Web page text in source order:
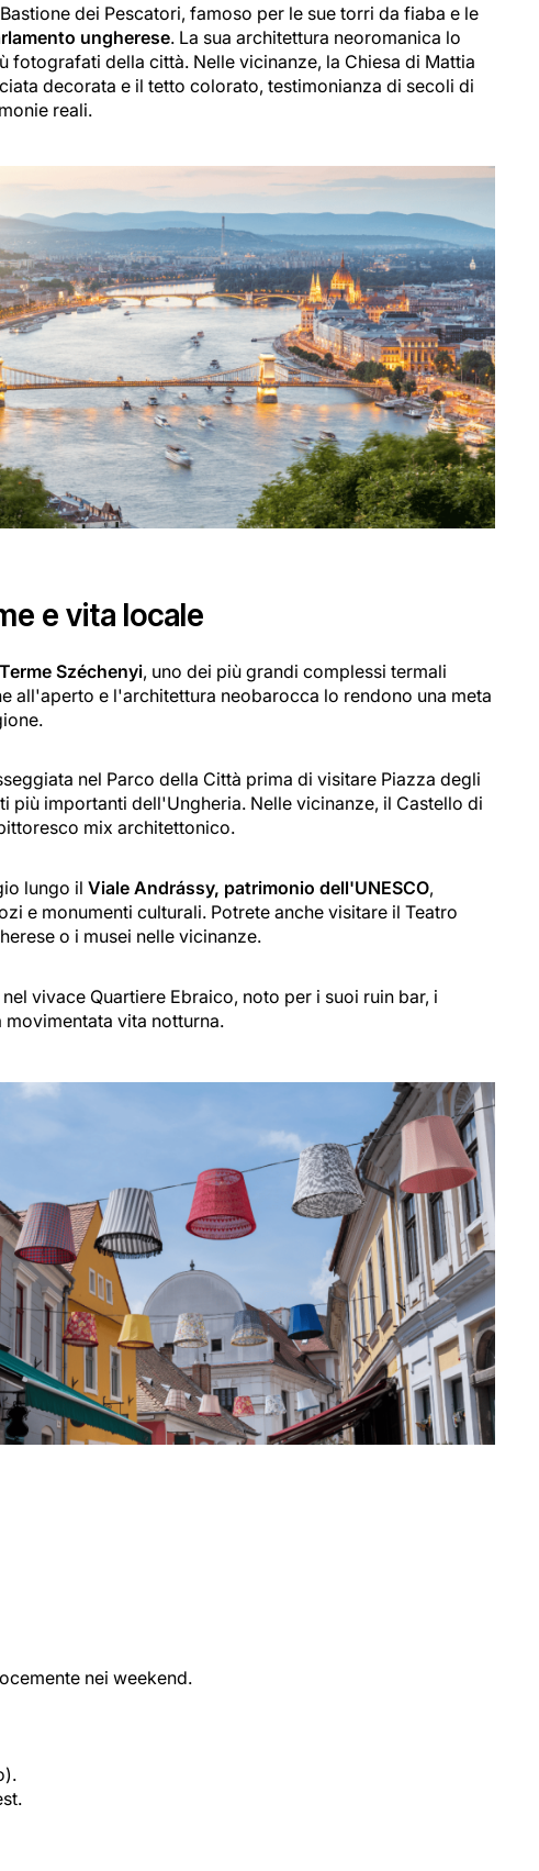
dei Pescatori, famoso per le sue torri da fiaba e le
ungherese. La sua architettura neoromanica lo
fotografati della città. Nelle vicinanze, la Chiesa di Mattia
decorata e il tetto colorato, testimonianza di secoli di
reali.
e vita locale
Terme Széchenyi, uno dei più grandi complessi termali
all'aperto e l'architettura neobarocca lo rendono una meta
nel Parco della Città prima di visitare Piazza degli
più importanti dell'Ungheria. Nelle vicinanze, il Castello di
mix architettonico.
lungo il Viale Andrássy, patrimonio dell'UNESCO,
e monumenti culturali. Potrete anche visitare il Teatro
o i musei nelle vicinanze.
vivace Quartiere Ebraico, noto per i suoi ruin bar, i
vita notturna.
nei weekend.